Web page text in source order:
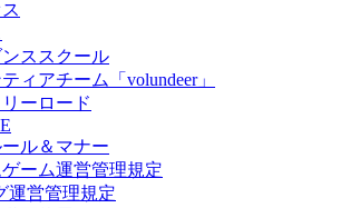
ブ明治安田Ｊ3リーグ 2026/27シーズン
」
ル＆マナー
ファンコミュニティ
ショップ
ャルストア（実店舗）
ンストア
ススクール
ィアチーム「volundeer」
ーロード
ル＆マナー
ーム運営管理規定
運営管理規定